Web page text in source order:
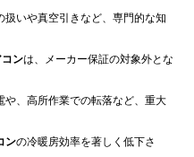
扱いや真空引きなど、専門的な知
ンは、メーカー保証の対象外とな
や、高所作業での転落など、重大
ンの冷暖房効率を著しく低下さ